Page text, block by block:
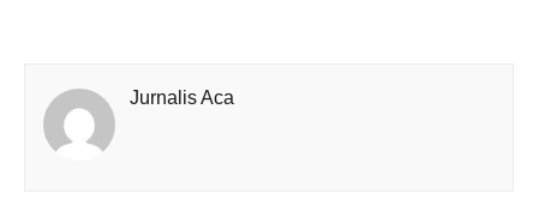
Jurnalis Aca